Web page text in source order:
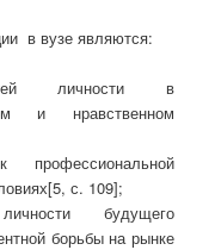
в вузе являются:
личности в
и нравственном
профессиональной
с. 109];
будущего
борьбы на рынке